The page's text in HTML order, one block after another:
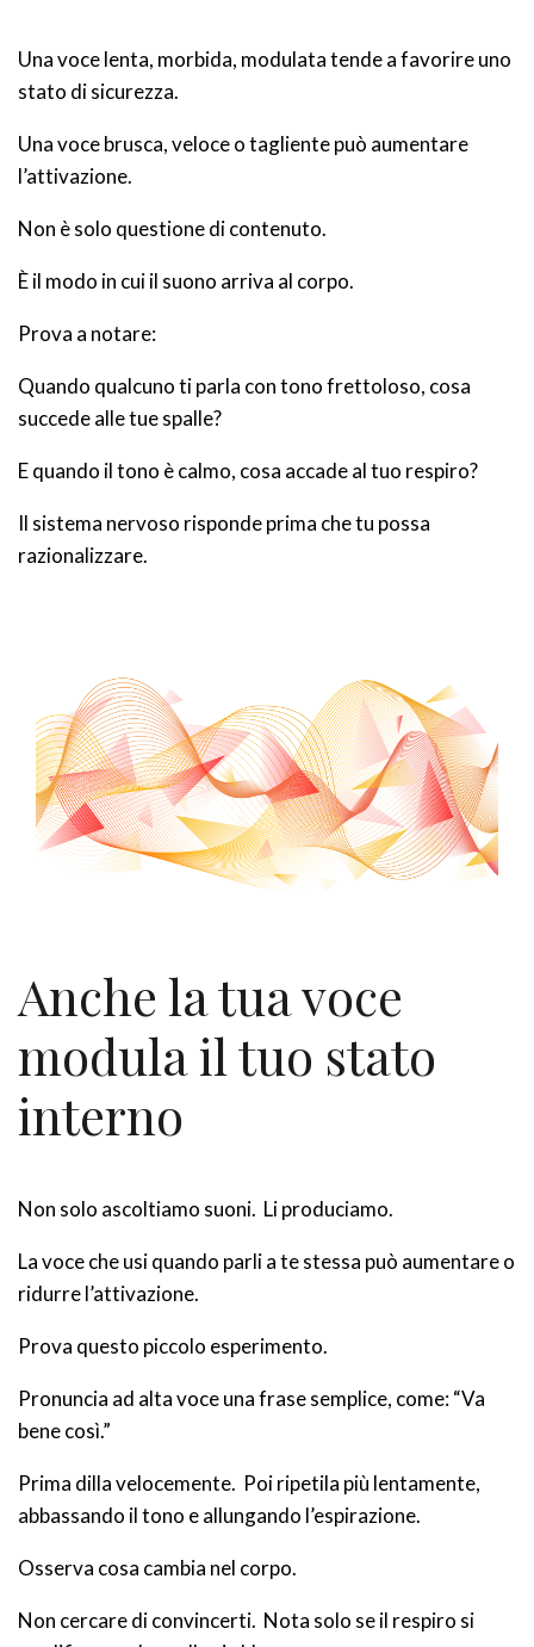
Una voce lenta, morbida, modulata tende a favorire uno
stato di sicurezza.
Una voce brusca, veloce o tagliente può aumentare
l’attivazione.
Non è solo questione di contenuto.
È il modo in cui il suono arriva al corpo.
Prova a notare:
Quando qualcuno ti parla con tono frettoloso, cosa
succede alle tue spalle?
E quando il tono è calmo, cosa accade al tuo respiro?
Il sistema nervoso risponde prima che tu possa
razionalizzare.
Anche la tua voce
modula il tuo stato
interno
Non solo ascoltiamo suoni. Li produciamo.
La voce che usi quando parli a te stessa può aumentare o
ridurre l’attivazione.
Prova questo piccolo esperimento.
Pronuncia ad alta voce una frase semplice, come: “Va
bene così.”
Prima dilla velocemente. Poi ripetila più lentamente,
abbassando il tono e allungando l’espirazione.
Osserva cosa cambia nel corpo.
Non cercare di convincerti. Nota solo se il respiro si